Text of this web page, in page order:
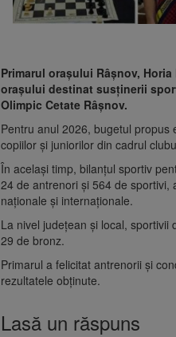
Primarul orașului Râșnov,
orașului destinat susținerii
Olimpic Cetate Râșnov.
Pentru anul 2026, bugetul
copiilor și juniorilor din cadrul
În același timp, bilanțul sportiv
24 de antrenori și 564 de sportivi,
naționale și internaționale.
La nivel județean și local,
29 de bronz.
Primarul a felicitat antrenorii și
rezultatele obținute.
Lasă un răspuns